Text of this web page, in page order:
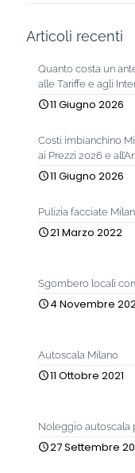
Articoli recenti
Quanto costa un
alle Tariffe e agli
11 Giugno 2026
Costi imbianchino
ai Prezzi 2026 e
11 Giugno 2026
Pulizia facciate
21 Marzo 2022
Sgombero locali
4 Novembre
Autoscala Milano
11 Ottobre 2021
Noleggio autoscala
27 Settembre